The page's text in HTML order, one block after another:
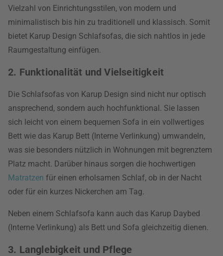
Vielzahl von Einrichtungsstilen, von modern und
minimalistisch bis hin zu traditionell und klassisch. Somit
bietet Karup Design Schlafsofas, die sich nahtlos in jede
Raumgestaltung einfügen.
2. Funktionalität und Vielseitigkeit
Die Schlafsofas von Karup Design sind nicht nur optisch
ansprechend, sondern auch hochfunktional. Sie lassen
sich leicht von einem bequemen Sofa in ein vollwertiges
Bett wie das Karup Bett (Interne Verlinkung) umwandeln,
was sie besonders nützlich in Wohnungen mit begrenztem
Platz macht. Darüber hinaus sorgen die hochwertigen
Matratzen für einen erholsamen Schlaf, ob in der Nacht
oder für ein kurzes Nickerchen am Tag.
Neben einem Schlafsofa kann auch das Karup Daybed
(Interne Verlinkung) als Bett und Sofa gleichzeitig dienen.
3. Langlebigkeit und Pflege